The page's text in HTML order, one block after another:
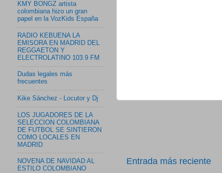
Entrada más reciente
KMY BONGZ artista
colombiana hizo un gran
papel en la VozKids España
RADIO KEBUENA LA
EMISORA EN MADRID DEL
REGGAETON Y
ELECTROLATINO 103.9 FM
Dudas legales más
frecuentes
Kike Sánchez - Locutor y Dj
LOS JUGADORES DE LA
SELECCION COLOMBIANA
DE FUTBOL SE SINTIERON
COMO LOCALES EN
MADRID
NOVENA DE NAVIDAD AL
ESTILO COLOMBIANO